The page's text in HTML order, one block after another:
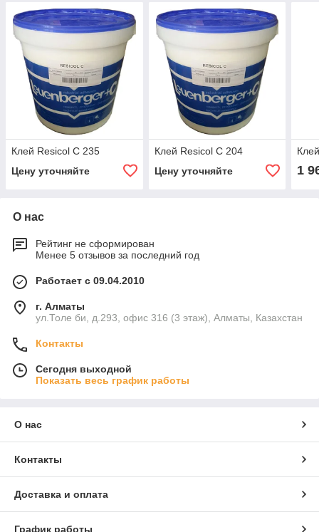
Клей Resicol C 235
Цену уточняйте
Клей Resicol C 204
Цену уточняйте
1
О нас
Рейтинг не сформирован
Менее 5 отзывов за последний год
Работает с 09.04.2010
г. Алматы
ул.Толе би, д.293, офис 316 (3 этаж), Алматы, Казахстан
Контакты
Сегодня выходной
Показать весь график работы
О нас
Контакты
Доставка и оплата
График работы